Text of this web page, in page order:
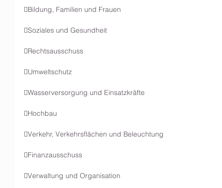
Bildung, Familien und Frauen
Soziales und Gesundheit
Rechtsausschuss
Umweltschutz
Wasserversorgung und Einsatzkräfte
Hochbau
Verkehr, Verkehrsflächen und Beleuchtung
Finanzausschuss
Verwaltung und Organisation